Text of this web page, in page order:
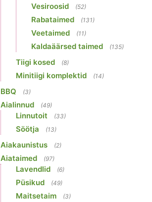
Vesiroosid (52)
Rabataimed (131)
Veetaimed (11)
Kaldaäärsed taimed (135)
Tiigi kosed (8)
Minitiigi komplektid (14)
BBQ (3)
Aialinnud (49)
Linnutoit (33)
Söötja (13)
Aiakaunistus (2)
Aiataimed (97)
Lavendlid (6)
Püsikud (49)
Maitsetaim (3)